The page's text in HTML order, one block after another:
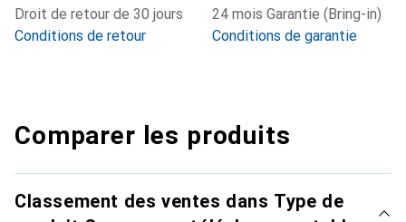
Droit de retour de 30 jours
Conditions de retour
24 mois Garantie (Bring-in)
Conditions de garantie
Comparer les produits
Classement des ventes dans Type de